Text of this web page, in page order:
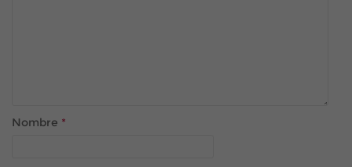
Nombre *